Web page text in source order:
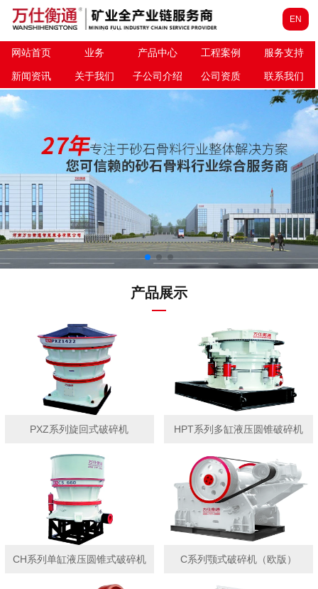
EN
网站首页 业务 产品中心 工程案例 服务支持
新闻资讯 关于我们 子公司介绍 公司资质 联系我们
产品展示
PXZ系列旋回式破碎机 HPT系列多缸液压圆锥破碎机
CH系列单缸液压圆锥式破碎机 C系列颚式破碎机（欧版）